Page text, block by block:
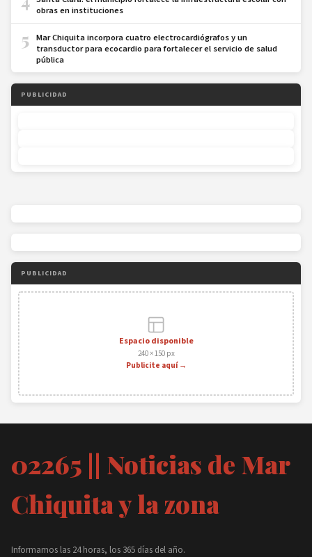
obras en instituciones
5
Mar Chiquita incorpora cuatro electrocardiógrafos y un
transductor para ecocardio para fortalecer el servicio de salud
pública
PUBLICIDAD
PUBLICIDAD
Espacio disponible
240 × 150 px
Publicite aquí →
02265 || Noticias de Mar
Chiquita y la zona
Informamos las 24 horas, los 365 días del año.